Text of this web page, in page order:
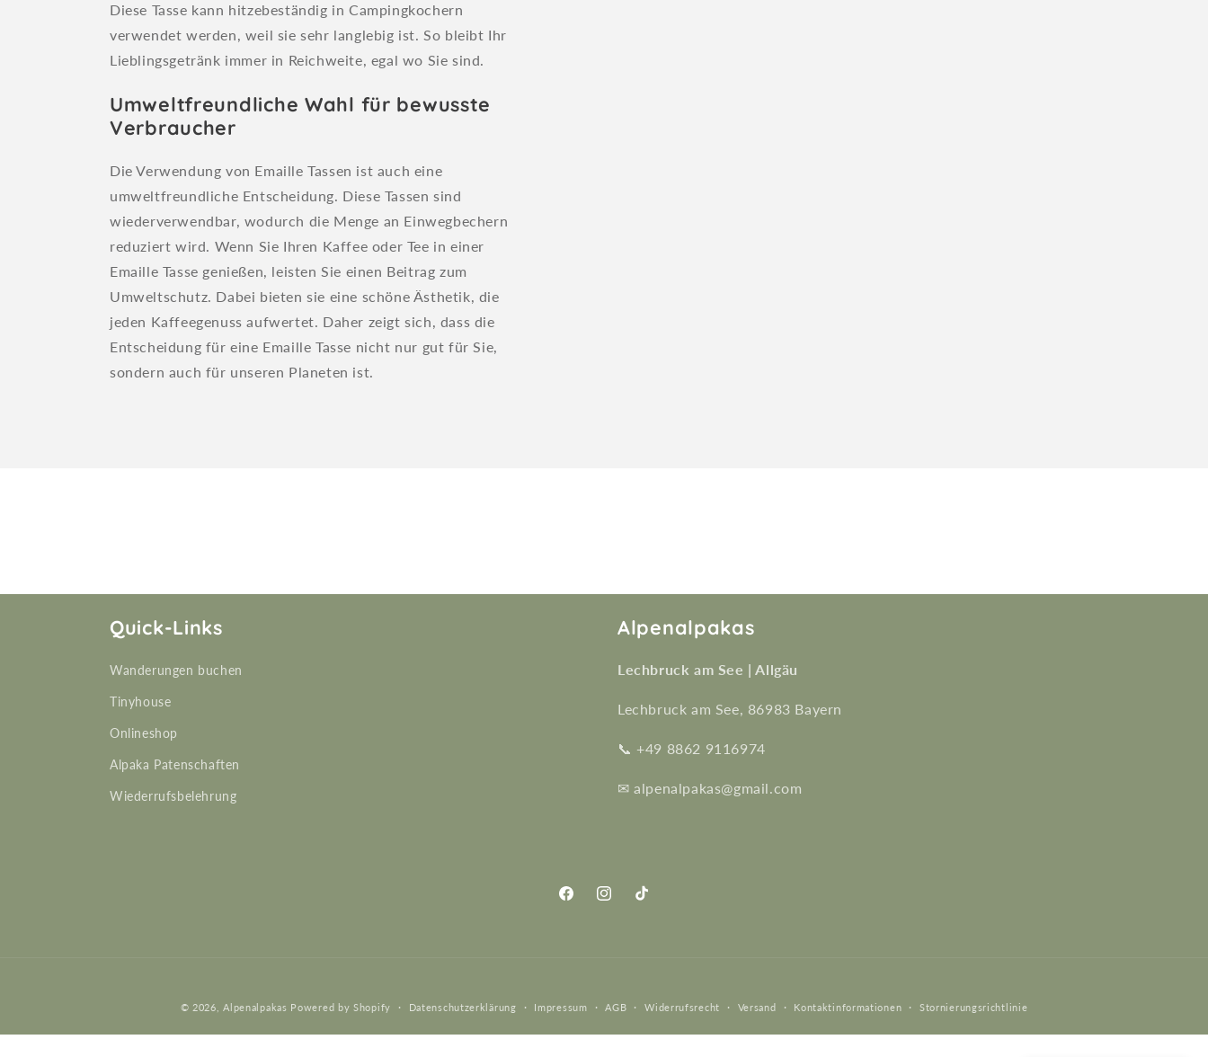
Diese Tasse kann hitzebeständig in Campingkochern
verwendet werden, weil sie sehr langlebig ist. So bleibt Ihr
Lieblingsgetränk immer in Reichweite, egal wo Sie sind.
Umweltfreundliche Wahl für bewusste
Verbraucher
Die Verwendung von Emaille Tassen ist auch eine
umweltfreundliche Entscheidung. Diese Tassen sind
wiederverwendbar, wodurch die Menge an Einwegbechern
reduziert wird. Wenn Sie Ihren Kaffee oder Tee in einer
Emaille Tasse genießen, leisten Sie einen Beitrag zum
Umweltschutz. Dabei bieten sie eine schöne Ästhetik, die
jeden Kaffeegenuss aufwertet. Daher zeigt sich, dass die
Entscheidung für eine Emaille Tasse nicht nur gut für Sie,
sondern auch für unseren Planeten ist.
Quick-Links
Wanderungen buchen
Tinyhouse
Onlineshop
Alpaka Patenschaften
Wiederrufsbelehrung
Alpenalpakas
Lechbruck am See | Allgäu
Lechbruck am See, 86983 Bayern
📞 +49 8862 9116974
✉ alpenalpakas@gmail.com
FacebookInstagramTikTok
© 2026,Alpenalpakas Powered by Shopify Datenschutzerklärung Impressum AGB Widerrufsrecht Versand Kontaktinformationen Stornierungsrichtlinie